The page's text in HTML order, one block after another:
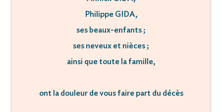
Philippe GIDA,
ses beaux-enfants ;
ses neveux et nièces ;
ainsi que toute la famille,
ont la douleur de vous faire part du décès